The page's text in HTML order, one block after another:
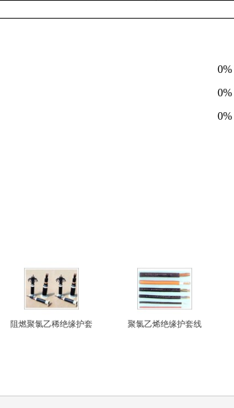
阻燃聚氯乙稀绝缘护套 聚氯乙烯绝缘护套线